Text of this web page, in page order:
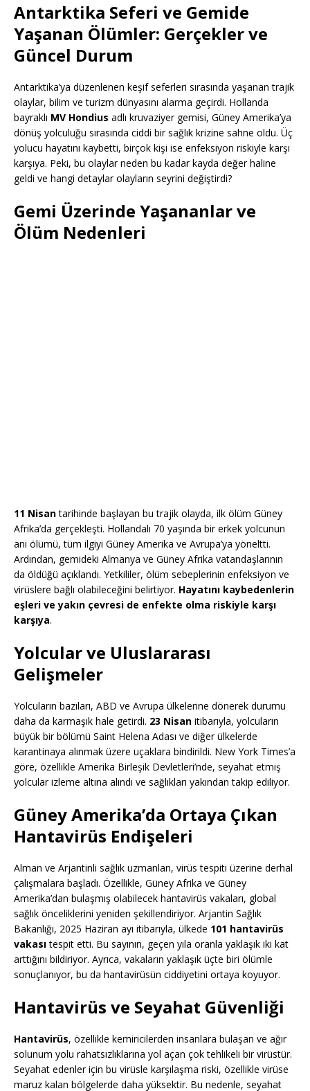
Antarktika Seferi ve Gemide
Yaşanan Ölümler: Gerçekler ve
Güncel Durum
Antarktika’ya düzenlenen keşif seferleri sırasında yaşanan trajik
olaylar, bilim ve turizm dünyasını alarma geçirdi. Hollanda
bayraklı MV Hondius adlı kruvaziyer gemisi, Güney Amerika’ya
dönüş yolculuğu sırasında ciddi bir sağlık krizine sahne oldu. Üç
yolucu hayatını kaybetti, birçok kişi ise enfeksiyon riskiyle karşı
karşıya. Peki, bu olaylar neden bu kadar kayda değer haline
geldi ve hangi detaylar olayların seyrini değiştirdi?
Gemi Üzerinde Yaşananlar ve
Ölüm Nedenleri
11 Nisantarihinde başlayan bu trajik olayda, ilk ölüm Güney
Afrika’da gerçekleşti. Hollandalı 70 yaşında bir erkek yolcunun
ani ölümü, tüm ilgiyi Güney Amerika ve Avrupa’ya yöneltti.
Ardından, gemideki Almanya ve Güney Afrika vatandaşlarının
da öldüğü açıklandı. Yetkililer, ölüm sebeplerinin enfeksiyon ve
virüslere bağlı olabileceğini belirtiyor. Hayatını kaybedenlerin
eşleri ve yakın çevresi de enfekte olma riskiyle karşı
karşıya.
Yolcular ve Uluslararası
Gelişmeler
Yolcuların bazıları, ABD ve Avrupa ülkelerine dönerek durumu
daha da karmaşık hale getirdi. 23 Nisan itibarıyla, yolcuların
büyük bir bölümü Saint Helena Adası ve diğer ülkelerde
karantinaya alınmak üzere uçaklara bindirildi. New York Times’a
göre, özellikle Amerika Birleşik Devletleri’nde, seyahat etmiş
yolcular izleme altına alındı ve sağlıkları yakından takip ediliyor.
Güney Amerika’da Ortaya Çıkan
Hantavirüs Endişeleri
Alman ve Arjantinli sağlık uzmanları, virüs tespiti üzerine derhal
çalışmalara başladı. Özellikle, Güney Afrika ve Güney
Amerika’dan bulaşmış olabilecek hantavirüs vakaları, global
sağlık önceliklerini yeniden şekillendiriyor. Arjantin Sağlık
Bakanlığı, 2025 Haziran ayı itibarıyla, ülkede 101 hantavirüs
vakasıtespit etti. Bu sayının, geçen yıla oranla yaklaşık iki kat
arttığını bildiriyor. Ayrıca, vakaların yaklaşık üçte biri ölümle
sonuçlanıyor, bu da hantavirüsün ciddiyetini ortaya koyuyor.
Hantavirüs ve Seyahat Güvenliği
Hantavirüs, özellikle kemiricilerden insanlara bulaşan ve ağır
solunum yolu rahatsızlıklarına yol açan çok tehlikeli bir virüstür.
Seyahat edenler için bu virüsle karşılaşma riski, özellikle virüse
maruz kalan bölgelerde daha yüksektir. Bu nedenle, seyahat